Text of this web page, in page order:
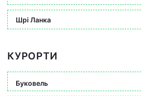
Шрі Ланка
КУРОРТИ
Буковель